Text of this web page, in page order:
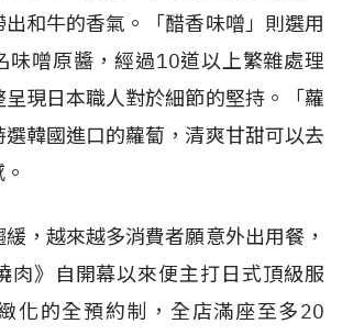
和牛的香氣。「醋香味噌」則選用
味噌原醬，經過10道以上繁雜處理
現日本職人對於細節的堅持。「蘿
韓國進口的蘿蔔，清爽甘甜可以去
，越來越多消費者願意外出用餐，
肉》自開幕以來便主打日式頂級服
化的全預約制，全店滿座至多20